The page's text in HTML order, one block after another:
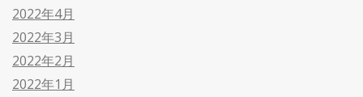
2022年4月
2022年3月
2022年2月
2022年1月